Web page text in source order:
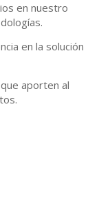
en nuestro
en la solución
aporten al